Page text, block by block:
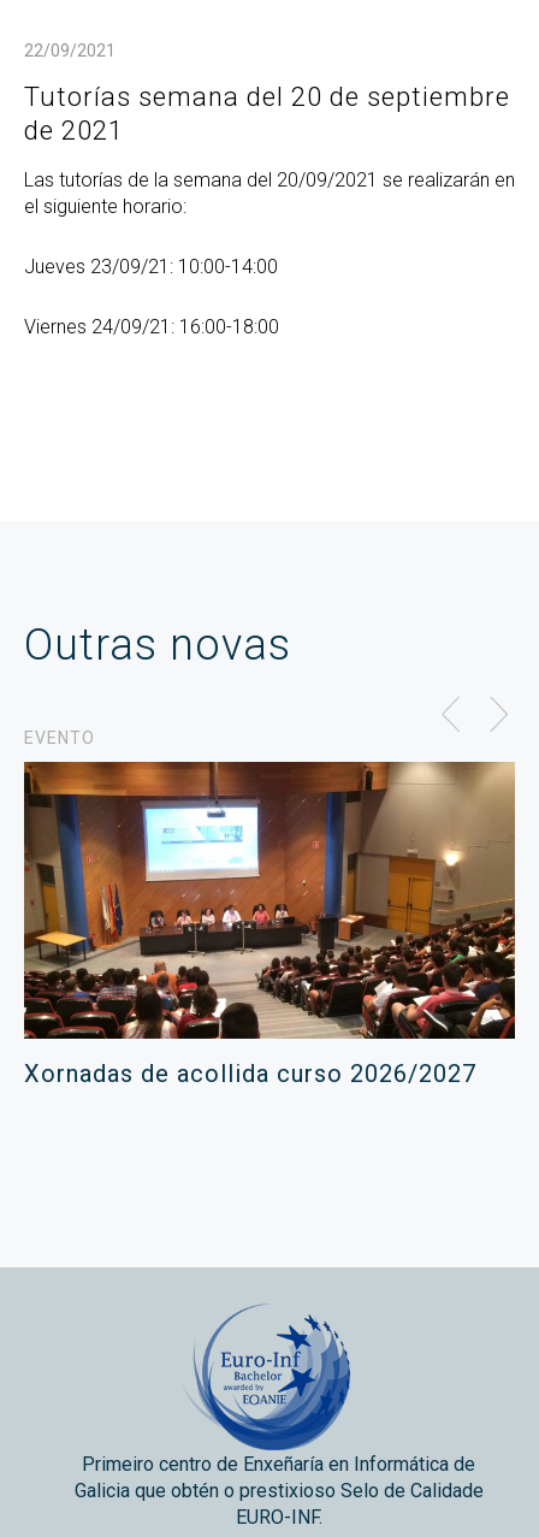
22/09/2021
Tutorías semana del 20 de septiembre
de 2021
Las tutorías de la semana del 20/09/2021 se realizarán en
el siguiente horario:
Jueves 23/09/21: 10:00-14:00
Viernes 24/09/21: 16:00-18:00
Outras novas
EVENTO
Xornadas de acollida curso 2026/2027
Primeiro centro de Enxeñaría en Informática de
Galicia que obtén o prestixioso Selo de Calidade
EURO-INF.